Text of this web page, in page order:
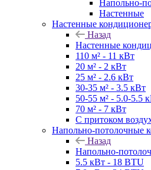
Напольно-
Настенные
Настенные
Назад
Настенные
110 м² - 11 кВт
20 м² - 2 кВт
25 м² - 2.6 кВт
30-35 м² - 3.5 кВт
50-55 м² - 5.0-5.5
70 м² - 7 кВт
С притоком
Напольно-потолочные
Назад
Напольно-
5.5 кВт - 18 BTU